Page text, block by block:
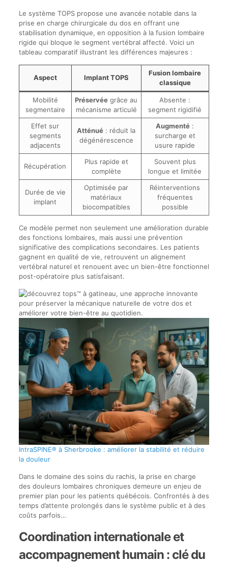
Le système TOPS propose une avancée notable dans la
prise en charge chirurgicale du dos en offrant une
stabilisation dynamique, en opposition à la fusion lombaire
rigide qui bloque le segment vertébral affecté. Voici un
tableau comparatif illustrant les différences majeures :
Aspect Implant TOPS
Fusion lombaire
classique
Mobilité
segmentaire
Préservée grâce au
mécanisme articulé
Absente :
segment rigidifié
Effet sur
segments
adjacents
Atténué : réduit la
dégénérescence
Augmenté :
surcharge et
usure rapide
Récupération
Plus rapide et
complète
Souvent plus
longue et limitée
Durée de vie
implant
Optimisée par
matériaux
biocompatibles
Réinterventions
fréquentes
possible
Ce modèle permet non seulement une amélioration durable
des fonctions lombaires, mais aussi une prévention
significative des complications secondaires. Les patients
gagnent en qualité de vie, retrouvent un alignement
vertébral naturel et renouent avec un bien-être fonctionnel
post-opératoire plus satisfaisant.
IntraSPINE® à Sherbrooke : améliorer la stabilité et réduire
la douleur
Dans le domaine des soins du rachis, la prise en charge
des douleurs lombaires chroniques demeure un enjeu de
premier plan pour les patients québécois. Confrontés à des
temps d’attente prolongés dans le système public et à des
coûts parfois…
Coordination internationale et
accompagnement humain : clé du